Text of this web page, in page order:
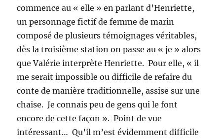
commence au « elle » en parlant d’Henriette,
un personnage fictif de femme de marin
composé de plusieurs témoignages véritables,
dès la troisième station on passe au « je » alors
que Valérie interprète Henriette. Pour elle, « il
me serait impossible ou difficile de refaire du
conte de manière traditionnelle, assise sur une
chaise. Je connais peu de gens qui le font
encore de cette façon ». Point de vue
intéressant… Qu’il m’est évidemment difficile